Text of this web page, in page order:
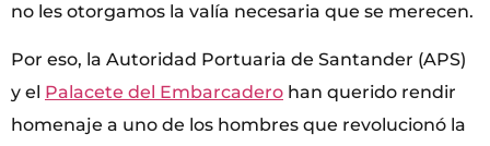
no les otorgamos la valía necesaria que se merecen.
Por eso, la Autoridad Portuaria de Santander (APS)
y el Palacete del Embarcadero han querido rendir
homenaje a uno de los hombres que revolucionó la